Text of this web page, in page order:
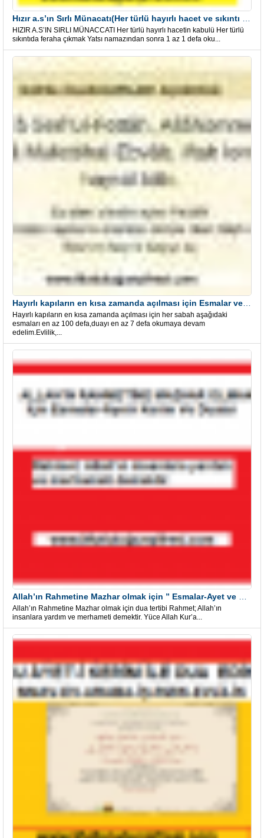
HIZIR A.S’IN SIRLI MÜNACCATI Her türlü hayırlı hacetin kabulü Her türlü
sıkıntıda feraha çıkmak Yatsı namazından sonra 1 az 1 defa oku...
Hayırlı kapıların en kısa zamanda açılması için her sabah aşağıdaki
esmaları en az 100 defa,duayı en az 7 defa okumaya devam
edelim.Evlilik,...
Allah’ın Rahmetine Mazhar olmak için dua tertibi Rahmet; Allah’ın
insanlara yardım ve merhameti demektir. Yüce Allah Kur’a...